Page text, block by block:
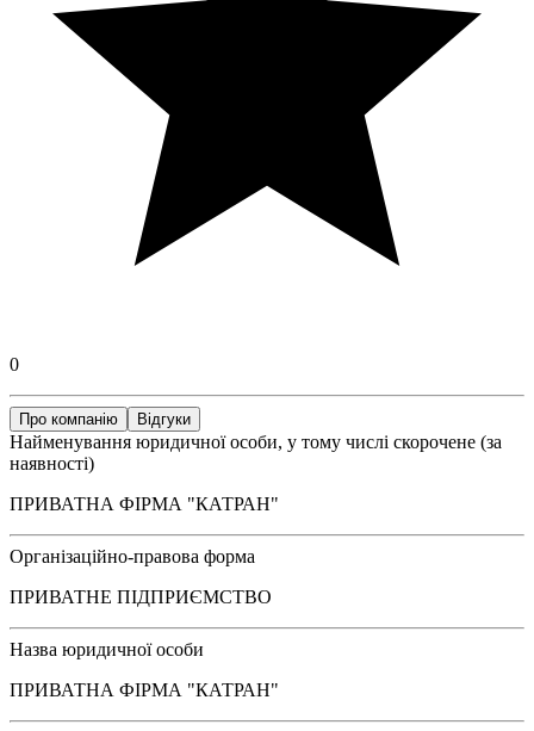
0
Про компанію Відгуки
Найменування юридичної особи, у тому числі скорочене (за
наявності)
ПРИВАТНА ФІРМА "КАТРАН"
Організаційно-правова форма
ПРИВАТНЕ ПІДПРИЄМСТВО
Назва юридичної особи
ПРИВАТНА ФІРМА "КАТРАН"